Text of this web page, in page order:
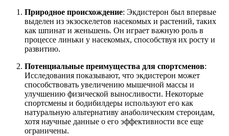
Природное происхождение: Экдистерон был впервые
выделен из экзоскелетов насекомых и растений, таких
как шпинат и женьшень. Он играет важную роль в
процессе линьки у насекомых, способствуя их росту и
развитию.
Потенциальные преимущества для спортсменов:
Исследования показывают, что экдистерон может
способствовать увеличению мышечной массы и
улучшению физической выносливости. Некоторые
спортсмены и бодибилдеры используют его как
натуральную альтернативу анаболическим стероидам,
хотя научные данные о его эффективности все еще
ограничены.